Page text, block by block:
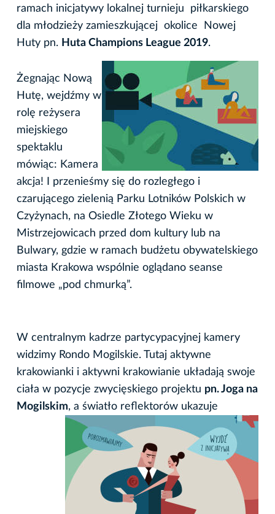
ramach inicjatywy lokalnej turnieju piłkarskiego
dla młodzieży zamieszkującej okolice Nowej
Huty pn. Huta Champions League 2019.
Żegnając Nową
Hutę, wejdźmy w
rolę reżysera
miejskiego
spektaklu
mówiąc: Kamera
akcja! I przenieśmy się do rozległego i
czarującego zielenią Parku Lotników Polskich w
Czyżynach, na Osiedle Złotego Wieku w
Mistrzejowicach przed dom kultury lub na
Bulwary, gdzie w ramach budżetu obywatelskiego
miasta Krakowa wspólnie oglądano seanse
filmowe „pod chmurką”.
W centralnym kadrze partycypacyjnej kamery
widzimy Rondo Mogilskie. Tutaj aktywne
krakowianki i aktywni krakowianie układają swoje
ciała w pozycje zwycięskiego projektu pn. Joga na
Mogilskim, a światło reflektorów ukazuje